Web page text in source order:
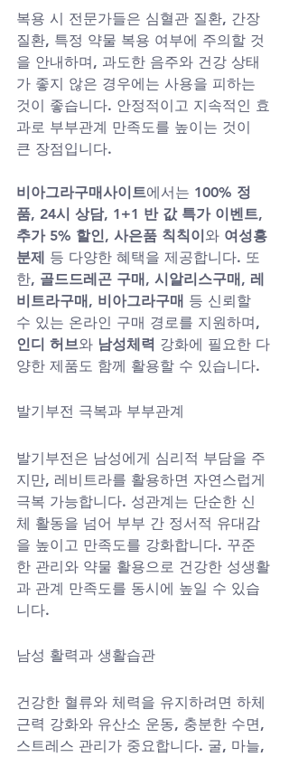
복용 시 전문가들은 심혈관 질환, 간장
질환, 특정 약물 복용 여부에 주의할 것
을 안내하며, 과도한 음주와 건강 상태
가 좋지 않은 경우에는 사용을 피하는
것이 좋습니다. 안정적이고 지속적인 효
과로 부부관계 만족도를 높이는 것이
큰 장점입니다.
비아그라구매사이트에서는 100% 정
품, 24시 상담, 1+1 반 값 특가 이벤트,
추가 5% 할인, 사은품 칙칙이와 여성흥
분제 등 다양한 혜택을 제공합니다. 또
한, 골드드레곤 구매, 시알리스구매, 레
비트라구매, 비아그라구매 등 신뢰할
수 있는 온라인 구매 경로를 지원하며,
인디 허브와 남성체력 강화에 필요한 다
양한 제품도 함께 활용할 수 있습니다.
발기부전 극복과 부부관계
발기부전은 남성에게 심리적 부담을 주
지만, 레비트라를 활용하면 자연스럽게
극복 가능합니다. 성관계는 단순한 신
체 활동을 넘어 부부 간 정서적 유대감
을 높이고 만족도를 강화합니다. 꾸준
한 관리와 약물 활용으로 건강한 성생활
과 관계 만족도를 동시에 높일 수 있습
니다.
남성 활력과 생활습관
건강한 혈류와 체력을 유지하려면 하체
근력 강화와 유산소 운동, 충분한 수면,
스트레스 관리가 중요합니다. 굴, 마늘,